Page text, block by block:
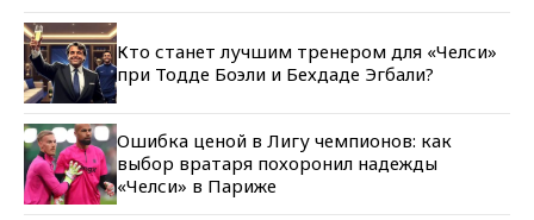
Кто станет лучшим тренером для «Челси»
при Тодде Боэли и Бехдаде Эгбали?
Ошибка ценой в Лигу чемпионов: как
выбор вратаря похоронил надежды
«Челси» в Париже